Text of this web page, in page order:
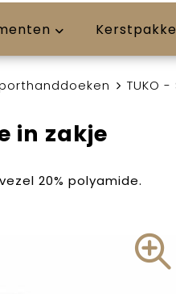
TUKO
in zakje
20% polyamide.